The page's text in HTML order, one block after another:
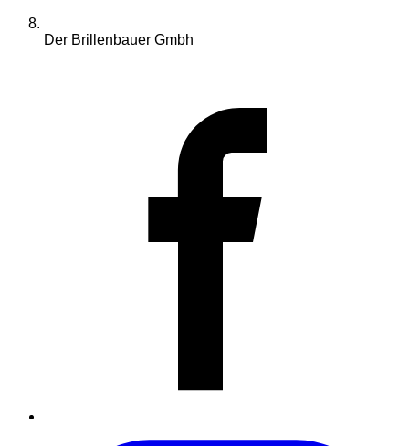
Der Brillenbauer Gmbh